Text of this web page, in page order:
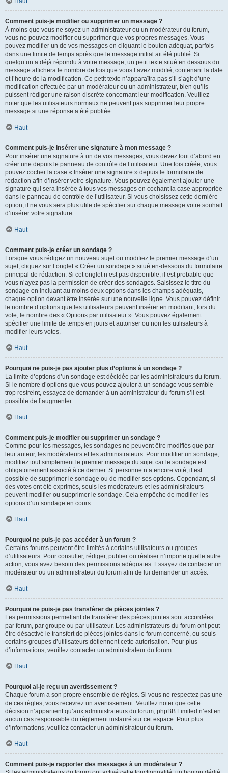
Comment puis-je modifier ou supprimer un message ?
À moins que vous ne soyez un administrateur ou un modérateur du forum,
vous ne pouvez modifier ou supprimer que vos propres messages. Vous
pouvez modifier un de vos messages en cliquant le bouton adéquat, parfois
dans une limite de temps après que le message initial ait été publié. Si
quelqu’un a déjà répondu à votre message, un petit texte situé en dessous du
message affichera le nombre de fois que vous l’avez modifié, contenant la date
et l’heure de la modification. Ce petit texte n’apparaîtra pas s’il s’agit d’une
modification effectuée par un modérateur ou un administrateur, bien qu’ils
puissent rédiger une raison discrète concernant leur modification. Veuillez
noter que les utilisateurs normaux ne peuvent pas supprimer leur propre
message si une réponse a été publiée.
Haut
Comment puis-je insérer une signature à mon message ?
Pour insérer une signature à un de vos messages, vous devez tout d’abord en
créer une depuis le panneau de contrôle de l’utilisateur. Une fois créée, vous
pouvez cocher la case « Insérer une signature » depuis le formulaire de
rédaction afin d’insérer votre signature. Vous pouvez également ajouter une
signature qui sera insérée à tous vos messages en cochant la case appropriée
dans le panneau de contrôle de l’utilisateur. Si vous choisissez cette dernière
option, il ne vous sera plus utile de spécifier sur chaque message votre souhait
d’insérer votre signature.
Haut
Comment puis-je créer un sondage ?
Lorsque vous rédigez un nouveau sujet ou modifiez le premier message d’un
sujet, cliquez sur l’onglet « Créer un sondage » situé en-dessous du formulaire
principal de rédaction. Si cet onglet n’est pas disponible, il est probable que
vous n’ayez pas la permission de créer des sondages. Saisissez le titre du
sondage en incluant au moins deux options dans les champs adéquats,
chaque option devant être insérée sur une nouvelle ligne. Vous pouvez définir
le nombre d’options que les utilisateurs peuvent insérer en modifiant, lors du
vote, le nombre des « Options par utilisateur ». Vous pouvez également
spécifier une limite de temps en jours et autoriser ou non les utilisateurs à
modifier leurs votes.
Haut
Pourquoi ne puis-je pas ajouter plus d’options à un sondage ?
La limite d’options d’un sondage est décidée par les administrateurs du forum.
Si le nombre d’options que vous pouvez ajouter à un sondage vous semble
trop restreint, essayez de demander à un administrateur du forum s’il est
possible de l’augmenter.
Haut
Comment puis-je modifier ou supprimer un sondage ?
Comme pour les messages, les sondages ne peuvent être modifiés que par
leur auteur, les modérateurs et les administrateurs. Pour modifier un sondage,
modifiez tout simplement le premier message du sujet car le sondage est
obligatoirement associé à ce dernier. Si personne n’a encore voté, il est
possible de supprimer le sondage ou de modifier ses options. Cependant, si
des votes ont été exprimés, seuls les modérateurs et les administrateurs
peuvent modifier ou supprimer le sondage. Cela empêche de modifier les
options d’un sondage en cours.
Haut
Pourquoi ne puis-je pas accéder à un forum ?
Certains forums peuvent être limités à certains utilisateurs ou groupes
d’utilisateurs. Pour consulter, rédiger, publier ou réaliser n’importe quelle autre
action, vous avez besoin des permissions adéquates. Essayez de contacter un
modérateur ou un administrateur du forum afin de lui demander un accès.
Haut
Pourquoi ne puis-je pas transférer de pièces jointes ?
Les permissions permettant de transférer des pièces jointes sont accordées
par forum, par groupe ou par utilisateur. Les administrateurs du forum ont peut-
être désactivé le transfert de pièces jointes dans le forum concerné, ou seuls
certains groupes d’utilisateurs détiennent cette autorisation. Pour plus
d’informations, veuillez contacter un administrateur du forum.
Haut
Pourquoi ai-je reçu un avertissement ?
Chaque forum a son propre ensemble de règles. Si vous ne respectez pas une
de ces règles, vous recevrez un avertissement. Veuillez noter que cette
décision n’appartient qu’aux administrateurs du forum, phpBB Limited n’est en
aucun cas responsable du règlement instauré sur cet espace. Pour plus
d’informations, veuillez contacter un administrateur du forum.
Haut
Comment puis-je rapporter des messages à un modérateur ?